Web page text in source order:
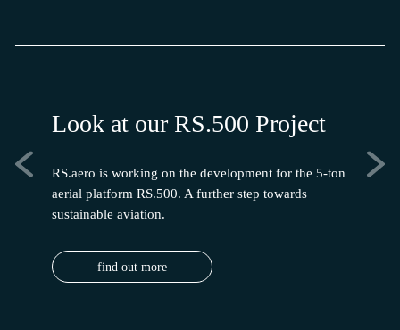
Look at our RS.500 Project
RS.aero is working on the development for the 5-ton
aerial platform RS.500. A further step towards
sustainable aviation.
find out more
At